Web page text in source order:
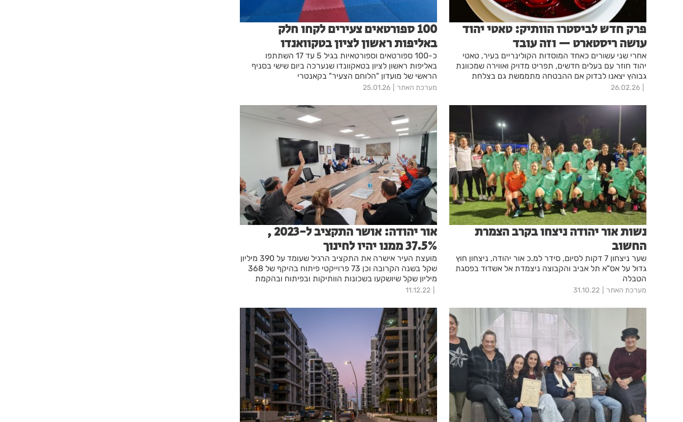
פרק חדש לביסטרו הוותיק: טאטי יהוד
עושה ריסטארט — וזה עובד
אחרי שני עשורים כאחד המוסדות הקולינריים בעיר, טאטי
יהוד חוזר עם בעלים חדשים, תפריט מדויק ואווירה שמכוונת
גבוהץ יצאנו לבדוק אם ההבטחה מתממשת גם בצלחת
26.02.26
100 ספורטאים צעירים לקחו חלק
באליפות ראשון לציון בטקוואנדו
כ-100 ספורטאים וספורטאיות בגיל 5 עד 17 השתתפו
באליפות ראשון לציון בטאקוונדו שנערכה ביום שישי בסניף
הראשי של מועדון "הלוחם הצעיר" בקאנטרי
מערכת האתר 25.01.26
נשות אור יהודה ניצחו בקרב הצמרת
החשוב
שער ניצחון 7 דקות לסיום, סידר למ.כ אור יהודה, ניצחון חוץ
גדול על אס"א תל אביב והקבוצה ניצמדת אל אשדוד בפסגת
הטבלה
מערכת האתר 31.10.22
אור יהודה: אושר התקציב ל-2023 ,
37.5% ממנו יהיו לחינוך
מועצת העיר אישרה את התקציב הרגיל שעומד על 390 מיליון
שקל בשנה הקרובה וכן 73 פרוייקטי פיתוח בהיקף של 368
מיליון שקל שיושקעו בשכונות הוותיקות ובפיתוח ובהקמת
השכונות החדשות. ראש העיר, ליאת שוחט: "דואגים לסל
11.12.22